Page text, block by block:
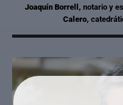
Joaquín Borrell, notario y
Calero,